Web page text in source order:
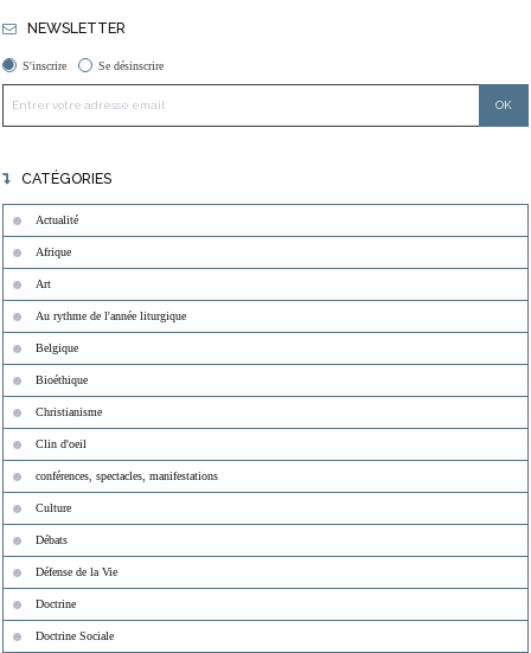
NEWSLETTER
S'inscrire Se désinscrire
CATÉGORIES
Actualité
Afrique
Art
Au rythme de l'année liturgique
Belgique
Bioéthique
Christianisme
Clin d'oeil
conférences, spectacles, manifestations
Culture
Débats
Défense de la Vie
Doctrine
Doctrine Sociale